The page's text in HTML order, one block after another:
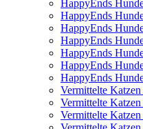
HappyEnds
HappyEnds
HappyEnds
HappyEnds
HappyEnds
HappyEnds
HappyEnds
Vermittelte
Vermittelte
Vermittelte